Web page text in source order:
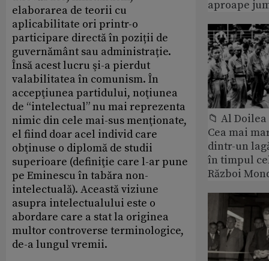
elaborarea de teorii cu
aplicabilitate ori printr-o
participare directă în poziții de
guvernământ sau administrație.
Însă acest lucru şi-a pierdut
valabilitatea în comunism. În
accepţiunea partidului, noţiunea
de “intelectual” nu mai reprezenta
nimic din cele mai-sus menţionate,
el fiind doar acel individ care
obţinuse o diplomă de studii
superioare (definiţie care l-ar pune
pe Eminescu în tabăra non-
intelectuală). Această viziune
asupra intelectualului este o
abordare care a stat la originea
multor controverse terminologice,
de-a lungul vremii.
aproape
📁 Al
Cea mai
dintr-un
în timpul
Război